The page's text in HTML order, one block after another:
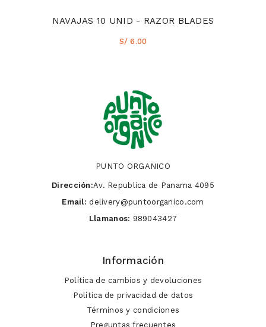
NAVAJAS 10 UNID - RAZOR BLADES
S/ 6.00
PUNTO ORGANICO
Dirección:Av. Republica de Panama 4095
Email: delivery@puntoorganico.com
Llamanos: 989043427
Información
Política de cambios y devoluciones
Política de privacidad de datos
Términos y condiciones
Preguntas frecuentes